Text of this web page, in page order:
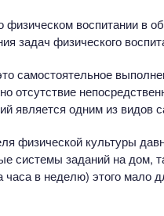
физическом воспитании в
задач физического
самостоятельное
отсутствие
является одним из видов
физической культуры
системы заданий на дом,
часа в неделю) этого мало